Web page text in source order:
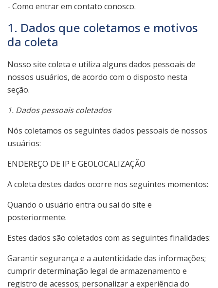
- Como entrar em contato conosco.
1. Dados que coletamos e motivos
da coleta
Nosso site coleta e utiliza alguns dados pessoais de
nossos usuários, de acordo com o disposto nesta
seção.
1. Dados pessoais coletados
Nós coletamos os seguintes dados pessoais de nossos
usuários:
ENDEREÇO DE IP E GEOLOCALIZAÇÃO
A coleta destes dados ocorre nos seguintes momentos:
Quando o usuário entra ou sai do site e
posteriormente.
Estes dados são coletados com as seguintes finalidades:
Garantir segurança e a autenticidade das informações;
cumprir determinação legal de armazenamento e
registro de acessos; personalizar a experiência do